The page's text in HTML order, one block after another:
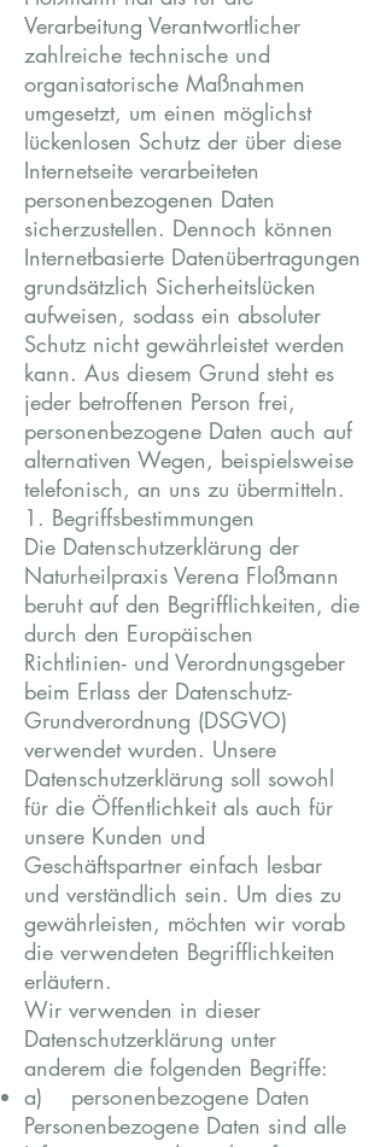
Verarbeitung Verantwortlicher
zahlreiche technische und
organisatorische Maßnahmen
umgesetzt, um einen möglichst
lückenlosen Schutz der über diese
Internetseite verarbeiteten
personenbezogenen Daten
sicherzustellen. Dennoch können
Internetbasierte Datenübertragungen
grundsätzlich Sicherheitslücken
aufweisen, sodass ein absoluter
Schutz nicht gewährleistet werden
kann. Aus diesem Grund steht es
jeder betroffenen Person frei,
personenbezogene Daten auch auf
alternativen Wegen, beispielsweise
telefonisch, an uns zu übermitteln.
1. Begriffsbestimmungen
Die Datenschutzerklärung der
Naturheilpraxis Verena Floßmann
beruht auf den Begrifflichkeiten, die
durch den Europäischen
Richtlinien- und Verordnungsgeber
beim Erlass der Datenschutz-
Grundverordnung (DSGVO)
verwendet wurden. Unsere
Datenschutzerklärung soll sowohl
für die Öffentlichkeit als auch für
unsere Kunden und
Geschäftspartner einfach lesbar
und verständlich sein. Um dies zu
gewährleisten, möchten wir vorab
die verwendeten Begrifflichkeiten
erläutern.
Wir verwenden in dieser
Datenschutzerklärung unter
anderem die folgenden Begriffe:
a) personenbezogene Daten
Personenbezogene Daten sind alle